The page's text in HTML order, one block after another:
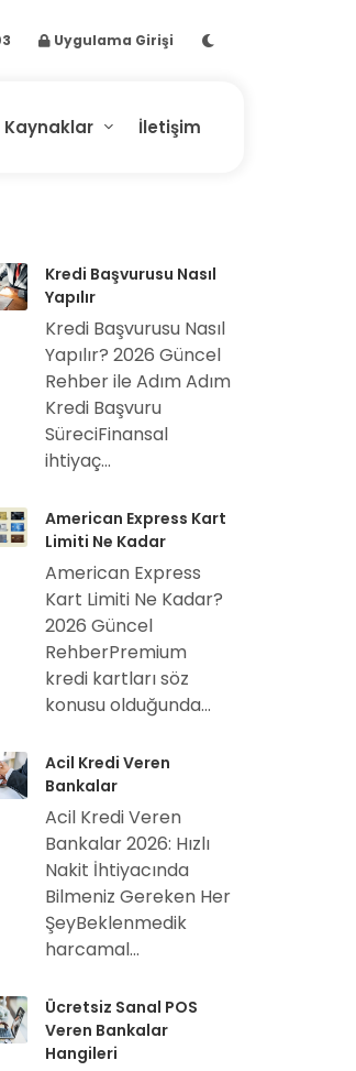
Uygulama Girişi
Kaynaklar İletişim
Kredi Başvurusu Nasıl
Yapılır
Kredi Başvurusu Nasıl
Yapılır? 2026 Güncel
Rehber ile Adım Adım
Kredi Başvuru
SüreciFinansal
ihtiyaç...
American Express Kart
Limiti Ne Kadar
American Express
Kart Limiti Ne Kadar?
2026 Güncel
RehberPremium
kredi kartları söz
konusu olduğunda...
Acil Kredi Veren
Bankalar
Acil Kredi Veren
Bankalar 2026: Hızlı
Nakit İhtiyacında
Bilmeniz Gereken Her
ŞeyBeklenmedik
harcamal...
Ücretsiz Sanal POS
Veren Bankalar
Hangileri